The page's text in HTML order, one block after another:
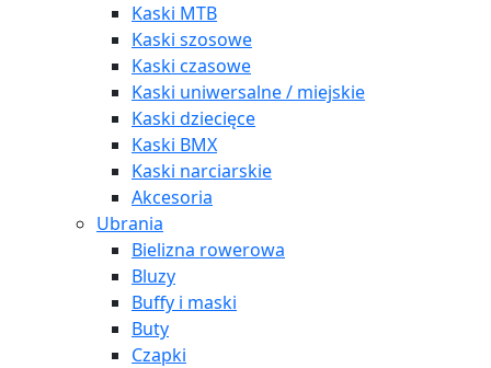
Kaski MTB
Kaski szosowe
Kaski czasowe
Kaski uniwersalne / miejskie
Kaski dziecięce
Kaski BMX
Kaski narciarskie
Akcesoria
Ubrania
Bielizna rowerowa
Bluzy
Buffy i maski
Buty
Czapki